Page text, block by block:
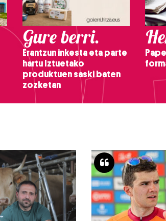
Gure berri.
Erantzun inkesta eta parte
hartu Iztuetako
produktuen saski baten
zozketan